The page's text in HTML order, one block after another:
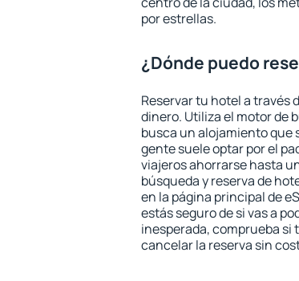
por estrellas.
¿Dónde puedo
Reservar tu hotel a través
dinero. Utiliza el motor de
busca un alojamiento que
gente suele optar por el
viajeros ahorrarse hasta
búsqueda y reserva de
en la página principal de
estás seguro de si vas a
inesperada, comprueba si
cancelar la reserva sin